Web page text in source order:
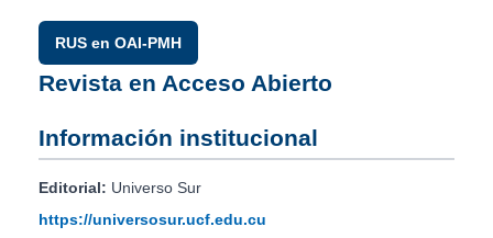
RUS en OAI-PMH
Revista en Acceso Abierto
Información institucional
Editorial: Universo Sur
https://universosur.ucf.edu.cu